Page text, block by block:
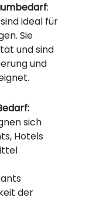
:
sind ideal für
Sie
und sind
und
sich
Hotels
der